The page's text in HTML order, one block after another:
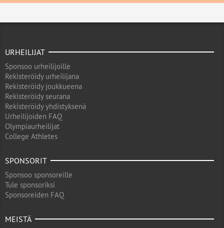
URHEILIJAT
Sponsoo urheilijoille
Rekisteröidy urheilijana
Rekisteröidy joukkueena
Rekisteröidy seurana
Rekisteröidy yhdistyksenä
Urheilijoiden FAQ
Olympiaurheilijat
College Athletes
SPONSORIT
Sponsoo sponsoreille
Tule sponsoriksi
Sponsoreiden FAQ
MEISTÄ